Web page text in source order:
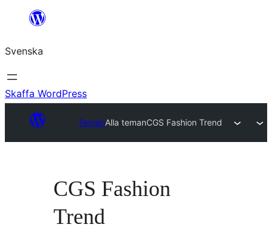
Hoppa
innehåll
Svenska
Skaffa WordPress
TemanAlla temanCGS Fashion Trend
CGS Fashion
Trend